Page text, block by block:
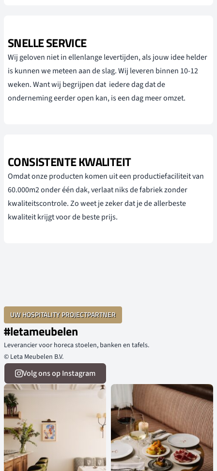
SNELLE SERVICE
Wij geloven niet in ellenlange levertijden, als jouw idee helder
is kunnen we meteen aan de slag. Wij leveren binnen 10-12
weken. Want wij begrijpen dat iedere dag dat de
onderneming eerder open kan, is een dag meer omzet.
CONSISTENTE KWALITEIT
Omdat onze producten komen uit een productiefaciliteit van
60.000m2 onder één dak, verlaat niks de fabriek zonder
kwaliteitscontrole. Zo weet je zeker dat je de allerbeste
kwaliteit krijgt voor de beste prijs.
UW HOSPITALITY PROJECTPARTNER
#letameubelen
Leverancier voor horeca stoelen, banken en tafels.
© Leta Meubelen B.V.
Volg ons op Instagram